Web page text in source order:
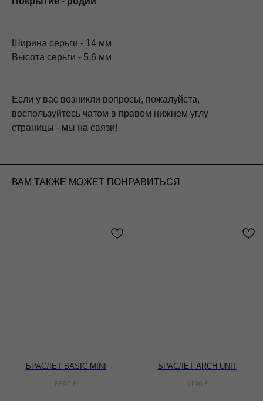
Ширина серьги - 14 мм
Высота серьги - 5,6 мм
Если у вас возникли вопросы, пожалуйста,
воспользуйтесь чатом в правом нижнем углу
страницы - мы на связи!
ВАМ ТАКЖЕ МОЖЕТ ПОНРАВИТЬСЯ
БРАСЛЕТ BASIC MINI
8890 ₽
БРАСЛЕТ ARCH UNIT
6190 ₽